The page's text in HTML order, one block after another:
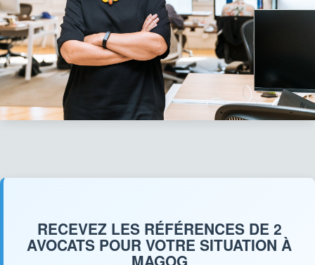
RECEVEZ LES RÉFÉRENCES DE 2
AVOCATS POUR VOTRE SITUATION À
MAGOG